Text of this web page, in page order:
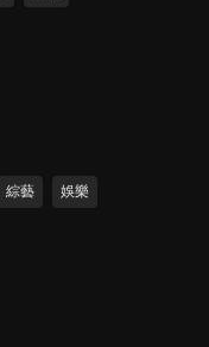
綜藝 娛樂